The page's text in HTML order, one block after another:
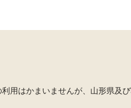
用はかまいませんが、山形県及